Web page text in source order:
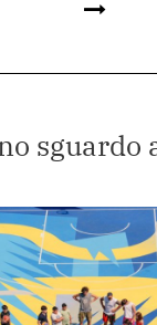
sguardo